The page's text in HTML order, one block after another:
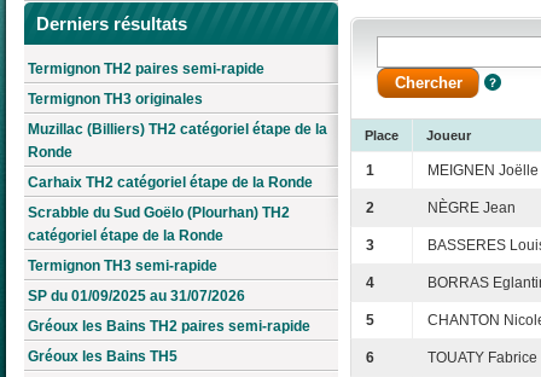
Derniers résultats
Termignon TH2 paires semi-rapide
Termignon TH3 originales
Muzillac (Billiers) TH2 catégoriel étape de la
Ronde
Carhaix TH2 catégoriel étape de la Ronde
Scrabble du Sud Goëlo (Plourhan) TH2
catégoriel étape de la Ronde
Termignon TH3 semi-rapide
SP du 01/09/2025 au 31/07/2026
Gréoux les Bains TH2 paires semi-rapide
Gréoux les Bains TH5
Place Joueur
1 MEIGNEN Joëlle
2 NÈGRE Jean
3 BASSERES
4 BORRAS
5 CHANTON
6 TOUATY Fabrice